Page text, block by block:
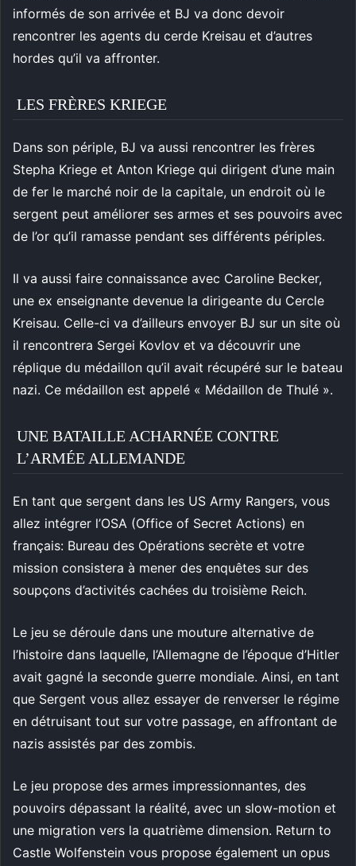
informés de son arrivée et BJ va donc devoir
rencontrer les agents du cerde Kreisau et d’autres
hordes qu’il va affronter.
LES FRÈRES KRIEGE
Dans son périple, BJ va aussi rencontrer les frères
Stepha Kriege et Anton Kriege qui dirigent d’une main
de fer le marché noir de la capitale, un endroit où le
sergent peut améliorer ses armes et ses pouvoirs avec
de l’or qu’il ramasse pendant ses différents périples.
Il va aussi faire connaissance avec Caroline Becker,
une ex enseignante devenue la dirigeante du Cercle
Kreisau. Celle-ci va d’ailleurs envoyer BJ sur un site où
il rencontrera Sergei Kovlov et va découvrir une
réplique du médaillon qu’il avait récupéré sur le bateau
nazi. Ce médaillon est appelé « Médaillon de Thulé ».
UNE BATAILLE ACHARNÉE CONTRE
L’ARMÉE ALLEMANDE
En tant que sergent dans les US Army Rangers, vous
allez intégrer l’OSA (Office of Secret Actions) en
français: Bureau des Opérations secrète et votre
mission consistera à mener des enquêtes sur des
soupçons d’activités cachées du troisième Reich.
Le jeu se déroule dans une mouture alternative de
l’histoire dans laquelle, l’Allemagne de l’époque d’Hitler
avait gagné la seconde guerre mondiale. Ainsi, en tant
que Sergent vous allez essayer de renverser le régime
en détruisant tout sur votre passage, en affrontant de
nazis assistés par des zombis.
Le jeu propose des armes impressionnantes, des
pouvoirs dépassant la réalité, avec un slow-motion et
une migration vers la quatrième dimension. Return to
Castle Wolfenstein vous propose également un opus